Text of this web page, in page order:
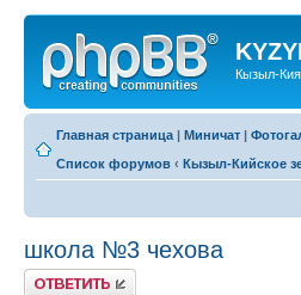
Кызыл-
Главная страница | Миничат |
Список форумов ‹ Кызыл-Кийское
школа №3 чехова
Ответить